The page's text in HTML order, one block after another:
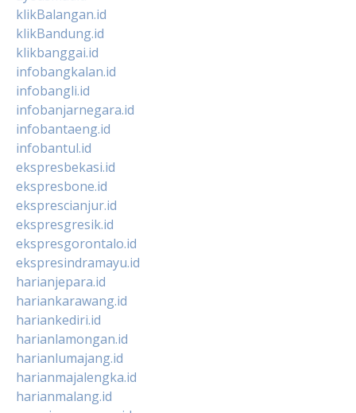
klikBalangan.id
klikBandung.id
klikbanggai.id
infobangkalan.id
infobangli.id
infobanjarnegara.id
infobantaeng.id
infobantul.id
ekspresbekasi.id
ekspresbone.id
eksprescianjur.id
ekspresgresik.id
ekspresgorontalo.id
ekspresindramayu.id
harianjepara.id
hariankarawang.id
hariankediri.id
harianlamongan.id
harianlumajang.id
harianmajalengka.id
harianmalang.id